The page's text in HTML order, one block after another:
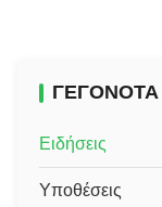
ΓΕΓΟΝΌΤΑ
Ειδήσεις
Υποθέσεις